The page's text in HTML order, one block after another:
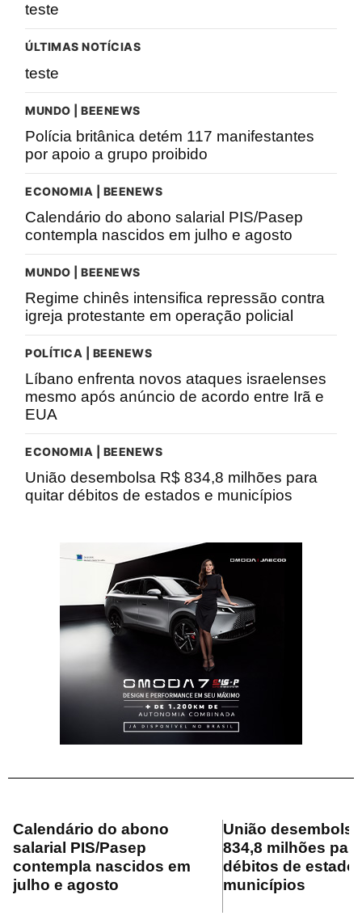
teste
ÚLTIMAS NOTÍCIAS
teste
MUNDO | BEENEWS
Polícia britânica detém 117 manifestantes
por apoio a grupo proibido
ECONOMIA | BEENEWS
Calendário do abono salarial PIS/Pasep
contempla nascidos em julho e agosto
MUNDO | BEENEWS
Regime chinês intensifica repressão contra
igreja protestante em operação policial
POLÍTICA | BEENEWS
Líbano enfrenta novos ataques israelenses
mesmo após anúncio de acordo entre Irã e
EUA
ECONOMIA | BEENEWS
União desembolsa R$ 834,8 milhões para
quitar débitos de estados e municípios
Calendário do abono
salarial PIS/Pasep
contempla nascidos em
julho e agosto
União
834,8 milhões
débitos de
municípios